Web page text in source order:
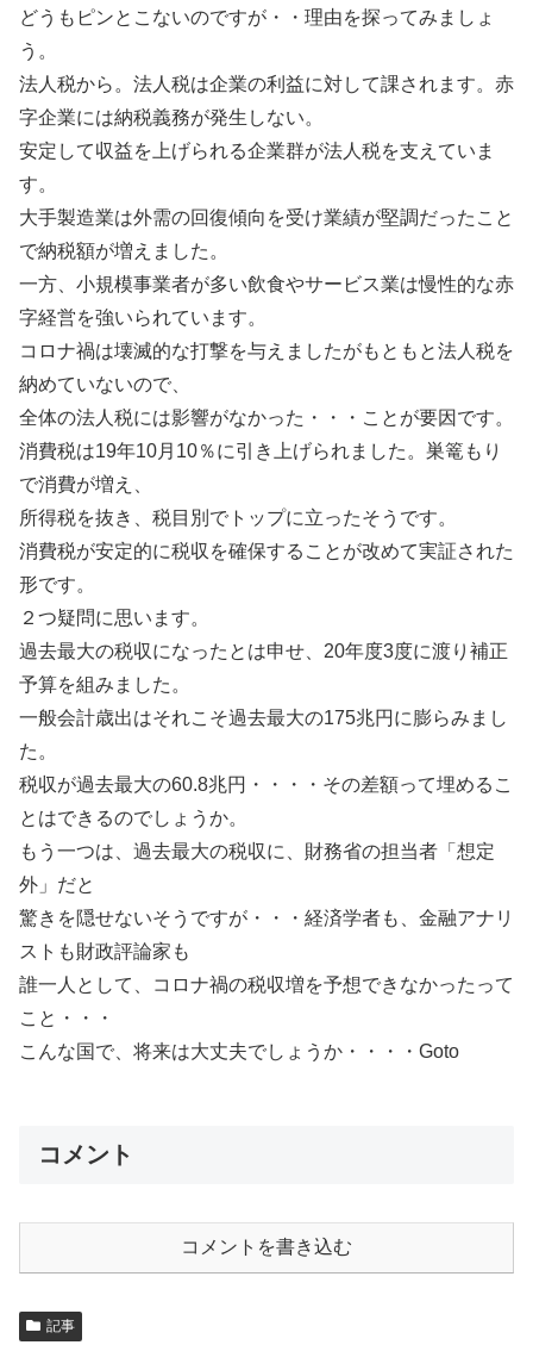
どうもピンとこないのですが・・理由を探ってみましょ
う。
法人税から。法人税は企業の利益に対して課されます。赤
字企業には納税義務が発生しない。
安定して収益を上げられる企業群が法人税を支えていま
す。
大手製造業は外需の回復傾向を受け業績が堅調だったこと
で納税額が増えました。
一方、小規模事業者が多い飲食やサービス業は慢性的な赤
字経営を強いられています。
コロナ禍は壊滅的な打撃を与えましたがもともと法人税を
納めていないので、
全体の法人税には影響がなかった・・・ことが要因です。
消費税は19年10月10％に引き上げられました。巣篭もり
で消費が増え、
所得税を抜き、税目別でトップに立ったそうです。
消費税が安定的に税収を確保することが改めて実証された
形です。
２つ疑問に思います。
過去最大の税収になったとは申せ、20年度3度に渡り補正
予算を組みました。
一般会計歳出はそれこそ過去最大の175兆円に膨らみまし
た。
税収が過去最大の60.8兆円・・・・その差額って埋めるこ
とはできるのでしょうか。
もう一つは、過去最大の税収に、財務省の担当者「想定
外」だと
驚きを隠せないそうですが・・・経済学者も、金融アナリ
ストも財政評論家も
誰一人として、コロナ禍の税収増を予想できなかったって
こと・・・
こんな国で、将来は大丈夫でしょうか・・・・Goto
コメント
コメントを書き込む
記事